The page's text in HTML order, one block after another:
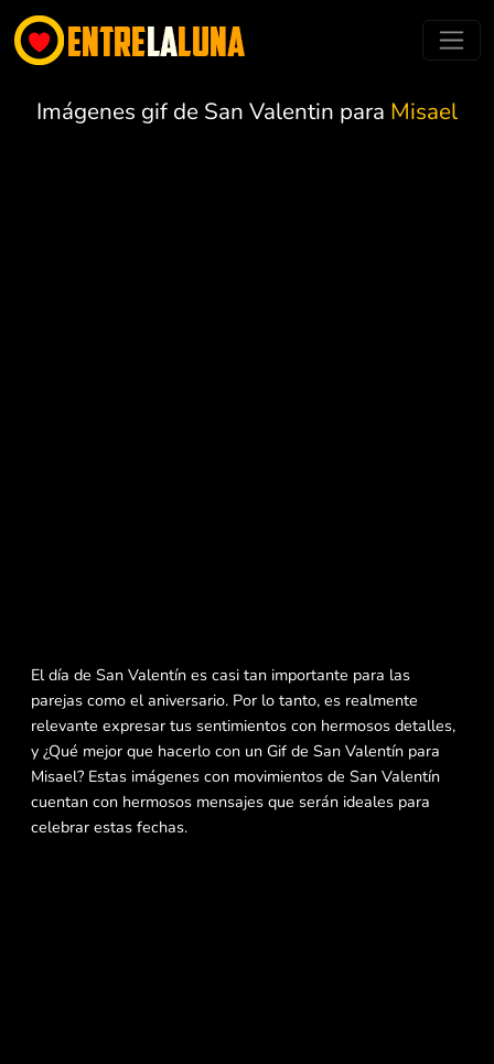
Imágenes gif de San Valentin para Misael
El día de San Valentín es casi tan importante para las
parejas como el aniversario. Por lo tanto, es realmente
relevante expresar tus sentimientos con hermosos detalles,
y ¿Qué mejor que hacerlo con un Gif de San Valentín para
Misael? Estas imágenes con movimientos de San Valentín
cuentan con hermosos mensajes que serán ideales para
celebrar estas fechas.